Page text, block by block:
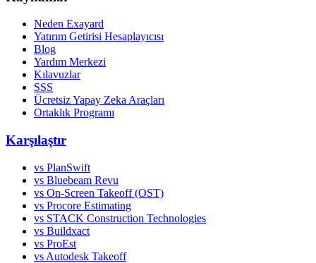
Neden Exayard
Yatırım Getirisi Hesaplayıcısı
Blog
Yardım Merkezi
Kılavuzlar
SSS
Ücretsiz Yapay Zeka Araçları
Ortaklık Programı
Karşılaştır
vs PlanSwift
vs Bluebeam Revu
vs On-Screen Takeoff (OST)
vs Procore Estimating
vs STACK Construction Technologies
vs Buildxact
vs ProEst
vs Autodesk Takeoff